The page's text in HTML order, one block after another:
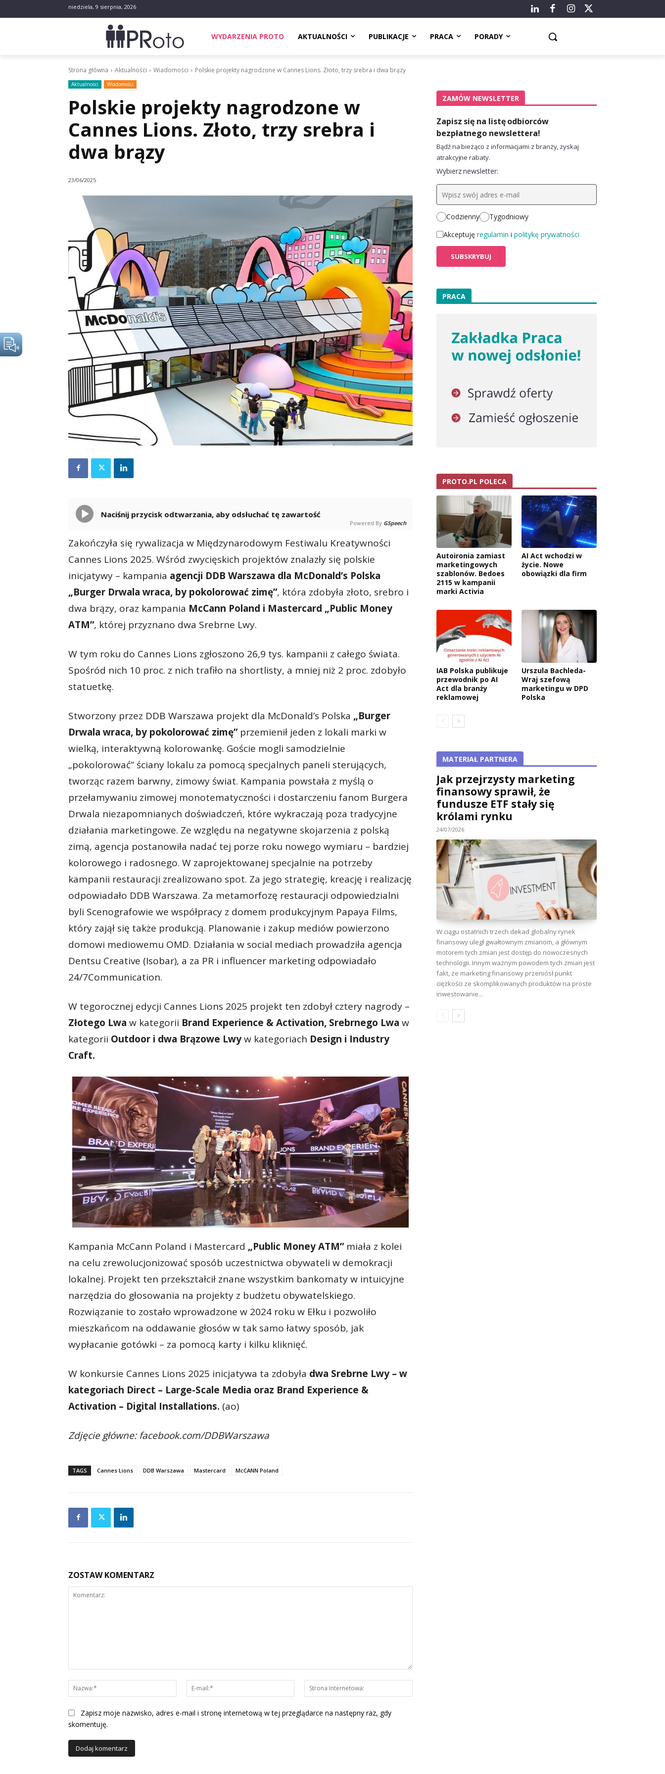
niedziela, 9 sierpnia, 2026
WYDARZENIA PROTO AKTUALNOŚCI PUBLIKACJE PRACA PORADY
Strona główna Aktualności Wiadomości Polskie projekty nagrodzone w Cannes Lions. Złoto, trzy srebra i dwa brązy
Aktualności Wiadomości
Polskie projekty nagrodzone w
Cannes Lions. Złoto, trzy srebra i
dwa brązy
23/06/2025
Naciśnij przycisk odtwarzania, aby odsłuchać tę zawartość
Powered By GSpeech
Zakończyła się rywalizacja w Międzynarodowym Festiwalu Kreatywności
Cannes Lions 2025. Wśród zwycięskich projektów znalazły się polskie
inicjatywy – kampania agencji DDB Warszawa dla McDonald’s Polska
„Burger Drwala wraca, by pokolorować zimę”, która zdobyła złoto, srebro i
dwa brązy, oraz kampania McCann Poland i Mastercard „Public Money
ATM”, której przyznano dwa Srebrne Lwy.
W tym roku do Cannes Lions zgłoszono 26,9 tys. kampanii z całego świata.
Spośród nich 10 proc. z nich trafiło na shortlisty, a mniej niż 2 proc. zdobyło
statuetkę.
Stworzony przez DDB Warszawa projekt dla McDonald’s Polska „Burger
Drwala wraca, by pokolorować zimę”przemienił jeden z lokali marki w
wielką, interaktywną kolorowankę. Goście mogli samodzielnie
„pokolorować” ściany lokalu za pomocą specjalnych paneli sterujących,
tworząc razem barwny, zimowy świat. Kampania powstała z myślą o
przełamywaniu zimowej monotematyczności i dostarczeniu fanom Burgera
Drwala niezapomnianych doświadczeń, które wykraczają poza tradycyjne
działania marketingowe. Ze względu na negatywne skojarzenia z polską
zimą, agencja postanowiła nadać tej porze roku nowego wymiaru – bardziej
kolorowego i radosnego. W zaprojektowanej specjalnie na potrzeby
kampanii restauracji zrealizowano spot. Za jego strategię, kreację i realizację
odpowiadało DDB Warszawa. Za metamorfozę restauracji odpowiedzialni
byli Scenografowie we współpracy z domem produkcyjnym Papaya Films,
który zajął się także produkcją. Planowanie i zakup mediów powierzono
domowi mediowemu OMD. Działania w social mediach prowadziła agencja
Dentsu Creative (Isobar), a za PR i influencer marketing odpowiadało
24/7Communication.
W tegorocznej edycji Cannes Lions 2025 projekt ten zdobył cztery nagrody –
Złotego Lwa w kategorii Brand Experience & Activation, Srebrnego Lwa w
kategorii Outdoor i dwa Brązowe Lwyw kategoriach Design i Industry
Craft.
Kampania McCann Poland i Mastercard „Public Money ATM”miała z kolei
na celu zrewolucjonizować sposób uczestnictwa obywateli w demokracji
lokalnej. Projekt ten przekształcił znane wszystkim bankomaty w intuicyjne
narzędzia do głosowania na projekty z budżetu obywatelskiego.
Rozwiązanie to zostało wprowadzone w 2024 roku w Ełku i pozwoliło
mieszkańcom na oddawanie głosów w tak samo łatwy sposób, jak
wypłacanie gotówki – za pomocą karty i kilku kliknięć.
W konkursie Cannes Lions 2025 inicjatywa ta zdobyła dwa Srebrne Lwy – w
kategoriach Direct – Large-Scale Media oraz Brand Experience &
Activation – Digital Installations. (ao)
Zdjęcie główne: facebook.com/DDBWarszawa
TAGS Cannes Lions DDB Warszawa Mastercard McCANN Poland
ZOSTAW KOMENTARZ
Nazwa:*
mail:*
Internetowa:
Zapisz moje nazwisko, adres e-mail i stronę internetową w tej przeglądarce na następny raz, gdy
skomentuję.
ZAMÓW NEWSLETTER
Zapisz się na listę odbiorców
bezpłatnego newslettera!
Bądź na bieżąco z informacjami z branży, zyskaj
atrakcyjne rabaty.
Wybierz newsletter:
Codzienny
Tygodniowy
Akceptuję regulamin i politykę prywatności
PRACA
PROTO.PL POLECA
Autoironia zamiast
marketingowych
szablonów. Bedoes
2115 w kampanii
marki Activia
AI Act wchodzi w
życie. Nowe
obowiązki dla firm
IAB Polska publikuje
przewodnik po AI
Act dla branży
reklamowej
Urszula Bachleda-
Wraj szefową
marketingu w DPD
Polska
MATERIAŁ PARTNERA
Jak przejrzysty marketing
finansowy sprawił, że
fundusze ETF stały się
królami rynku
24/07/2026
W ciągu ostatnich trzech dekad globalny rynek
finansowy uległ gwałtownym zmianom, a głównym
motorem tych zmian jest dostęp do nowoczesnych
technologii. Innym ważnym powodem tych zmian jest
fakt, że marketing finansowy przeniósł punkt
ciężkości ze skomplikowanych produktów na proste
inwestowanie...